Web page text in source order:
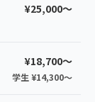
¥25,000〜
¥18,700〜
学生 ¥14,300〜